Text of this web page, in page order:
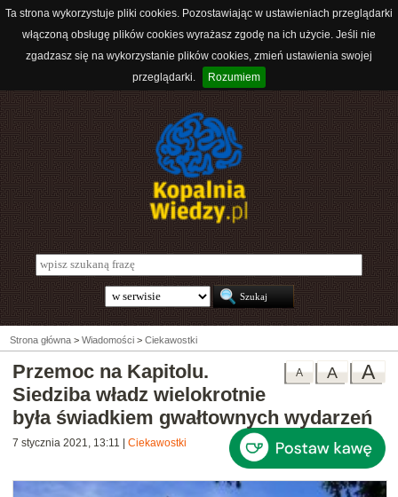
Ta strona wykorzystuje pliki cookies. Pozostawiając w ustawieniach przeglądarki
włączoną obsługę plików cookies wyrażasz zgodę na ich użycie. Jeśli nie
zgadzasz się na wykorzystanie plików cookies, zmień ustawienia swojej
przeglądarki.
Rozumiem
Strona główna > Wiadomości > Ciekawostki
A
A
A
Przemoc na Kapitolu.
Siedziba władz wielokrotnie
była świadkiem gwałtownych wydarzeń
7 stycznia 2021, 13:11 Ciekawostki